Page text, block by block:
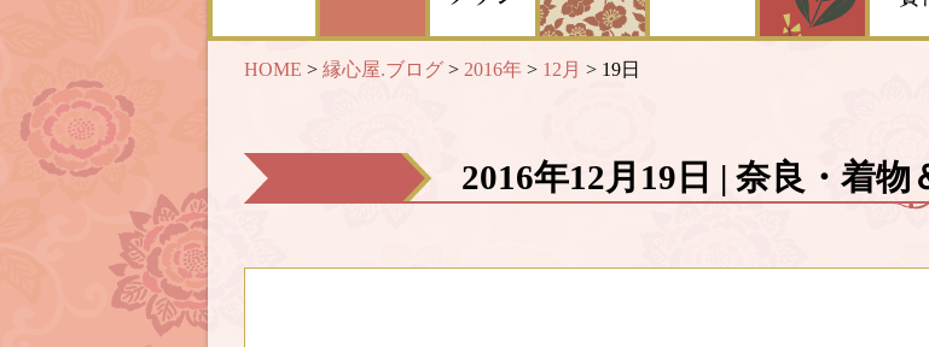
HOME > 縁心屋.ブログ > 2016年 > 12月 > 19日
2016年12月19日 | 奈良・着物